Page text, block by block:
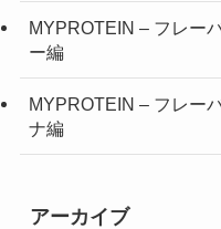
MYPROTEIN – フレー
ー編
MYPROTEIN – フレー
ナ編
アーカイブ